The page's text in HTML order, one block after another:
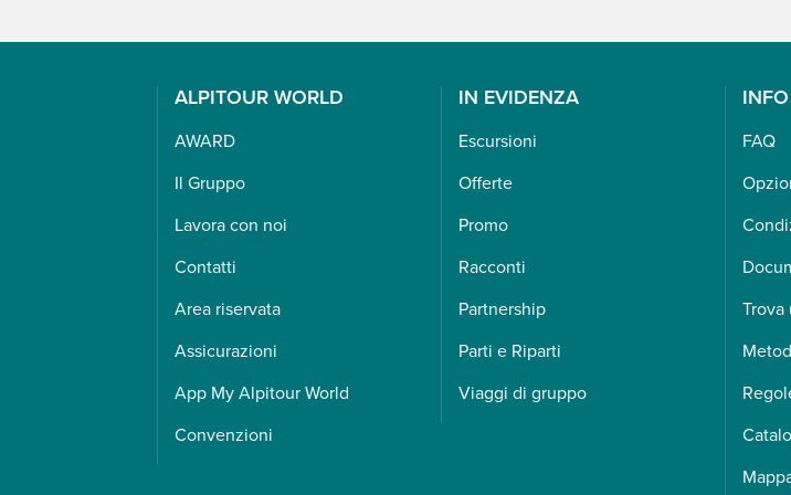
ALPITOUR WORLD
AWARD
Il Gruppo
Lavora con noi
Contatti
Area riservata
Assicurazioni
App My Alpitour World
Convenzioni
IN EVIDENZA
Escursioni
Offerte
Promo
Racconti
Partnership
Parti e Riparti
Viaggi di gruppo
FAQ